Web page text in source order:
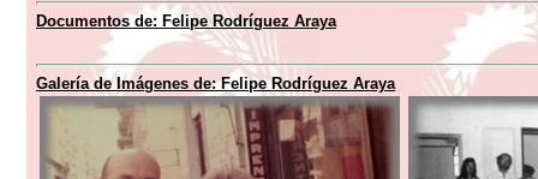
Documentos de: Felipe Rodríguez Araya
Galería de Imágenes de:Felipe Rodríguez Araya